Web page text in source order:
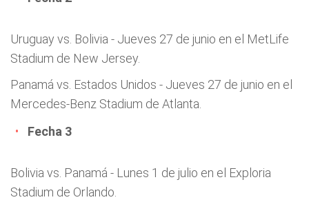
Uruguay vs. Bolivia - Jueves 27 de junio en el MetLife
Stadium de New Jersey.
Panamá vs. Estados Unidos - Jueves 27 de junio en el
Mercedes-Benz Stadium de Atlanta.
Fecha 3
Bolivia vs. Panamá - Lunes 1 de julio en el Exploria
Stadium de Orlando.